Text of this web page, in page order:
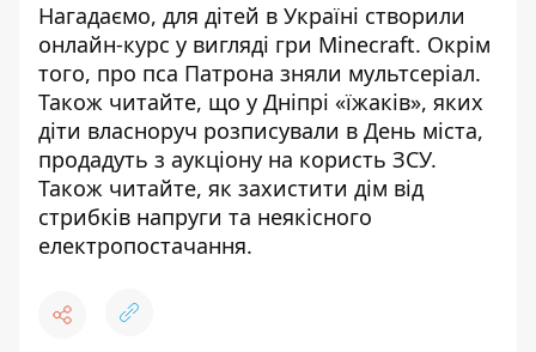
Нагадаємо, для дітей в Україні створили
онлайн-курс у вигляді гри Minecraft. Окрім
того, про пса Патрона зняли мультсеріал.
Також читайте, що у Дніпрі «їжаків», яких
діти власноруч розписували в День міста,
продадуть з аукціону на користь ЗСУ.
Також читайте, як захистити дім від
стрибків напруги та неякісного
електропостачання.